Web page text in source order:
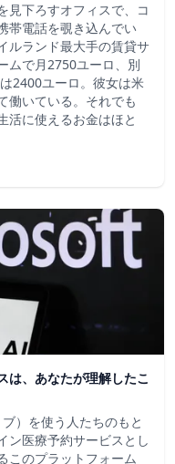
見下ろすオフィスで、コ
帯電話を覗き込んでい
ルランド最大手の賃貸サ
ムで月2750ユーロ、別
2400ユーロ。彼女は米
働いている。それでも
活に使えるお金はほと
は、あなたが理解したこ
）を使う人たちのもと
ン医療予約サービスとし
このプラットフォーム